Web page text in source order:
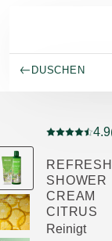
DUSCHEN
Aktuelle
4.9
REFRESH
SHOWER
CREAM
CITRUS
Reinigt